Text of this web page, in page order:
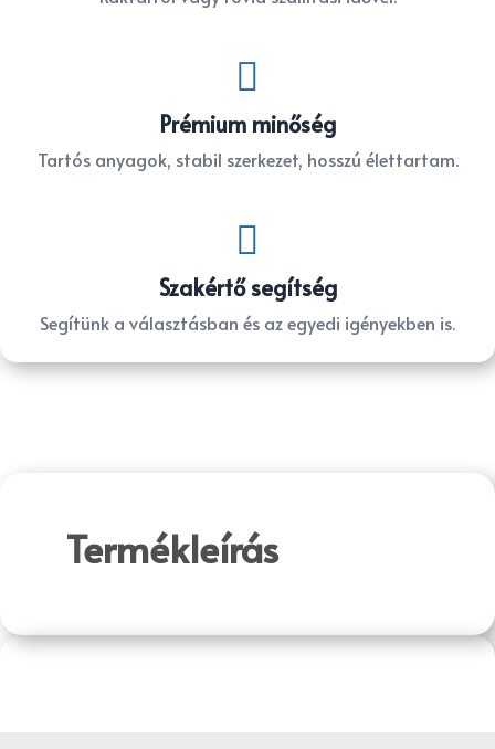

Prémium minőség
Tartós anyagok, stabil szerkezet, hosszú élettartam.

Szakértő segítség
Segítünk a választásban és az egyedi igényekben is.
Termékleírás